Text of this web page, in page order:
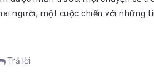
người, một cuộc chiến với những
Trả lời